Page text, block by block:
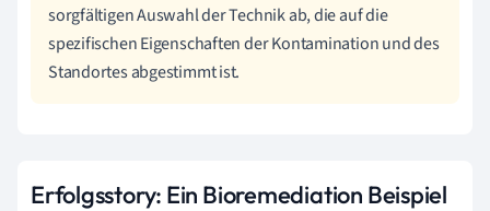
sorgfältigen Auswahl der Technik ab, die auf die
spezifischen Eigenschaften der Kontamination und des
Standortes abgestimmt ist.
Erfolgsstory: Ein Bioremediation Beispiel